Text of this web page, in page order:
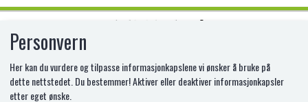
Personvern
Her kan du vurdere og tilpasse informasjonkapslene vi ønsker å bruke på
dette nettstedet. Du bestemmer! Aktiver eller deaktiver informasjonkapsler
etter eget ønske.